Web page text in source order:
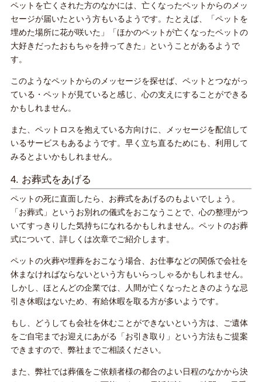
ペットを亡くされた方のなかには、亡くなったペットからのメッ
セージが届いたという方もいるようです。たとえば、「ペットを
埋めた場所に花が咲いた」「ほかのペットが亡くなったペットの
大好きだったおもちゃを持ってきた」ということがあるようで
す。
このようなペットからのメッセージを探せば、ペットとつながっ
ている・ペットが見ていると感じ、心の支えにすることができる
かもしれません。
また、ペットロスを抱えている方向けに、メッセージを配信して
いるサービスもあるようです。早く立ち直るためにも、利用して
みるとよいかもしれません。
4. お葬式をあげる
ペットの死に直面したら、お葬式をあげるのもよいでしょう。
「お葬式」というお別れの儀式をおこなうことで、心の整理がつ
いてすっきりした気持ちになれるかもしれません。ペットのお葬
式について、詳しくは次章でご紹介します。
ペットの火葬や埋葬をおこなう場合、お仕事などの関係で会社を
休まなければならないという方もいらっしゃるかもしれません。
しかし、ほとんどの企業では、人間が亡くなったときのような忌
引き休暇はないため、有給休暇を取る方が多いようです。
もし、どうしても会社を休むことができないという方は、ご遺体
をご自宅までお迎えにあがる「お引き取り」という方法もご提案
できますので、弊社までご相談ください。
また、弊社では葬儀をご依頼者様の都合のよい日程のなかから決